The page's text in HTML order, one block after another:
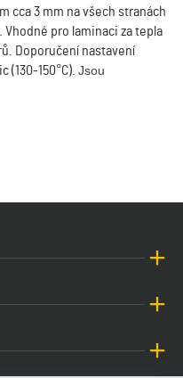
cca 3 mm na všech stranách
pro laminaci za tepla
Doporučení nastavení
150°C). Jsou